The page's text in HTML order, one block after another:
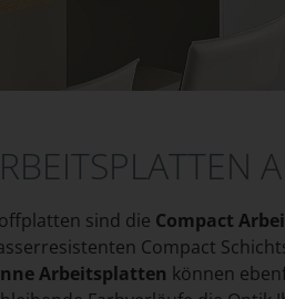
sind die Compact
Compact
Arbeitsplatten können